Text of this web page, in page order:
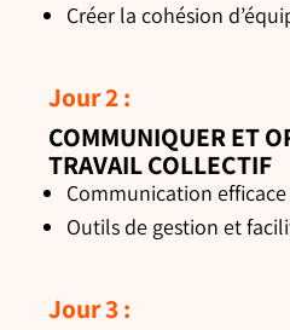
Créer la cohésion
Jour 2 :
COMMUNIQUER ET
TRAVAIL COLLECTIF
Communication
Outils de gestion et
Jour 3 :